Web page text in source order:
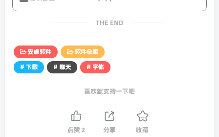
THE END
安卓软件 软件仓库
# 下载 # 聊天 # 字体
喜欢就支持一下吧
点赞 2 分享 收藏